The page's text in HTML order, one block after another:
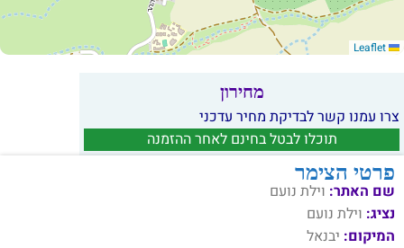
מחירון
צרו עמנו קשר לבדיקת מחיר עדכני
תוכלו לבטל בחינם לאחר ההזמנה
פרטי הצימר
שם האתר: וילת נועם
נציג: וילת נועם
המיקום: יבנאל